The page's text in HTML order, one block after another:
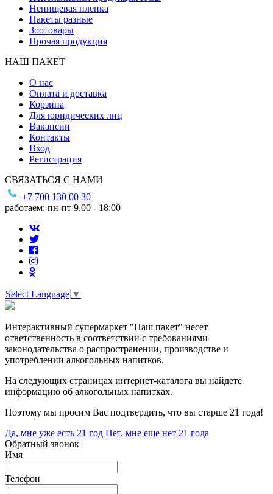
Непищевая пленка
Пакеты разные
Зоотовары
Прочая продукция
НАШ ПАКЕТ
О нас
Оплата и доставка
Корзина
Для юридических лиц
Вакансии
Контакты
Вход
Регистрация
СВЯЗАТЬСЯ С НАМИ
+7 700 130 00 30
работаем: пн-пт 9.00 - 18:00
Select Language ▼
Интерактивный супермаркет "Наш пакет" несет
ответственность в соответствии с требованиями
законодательства о распространении, производстве и
употреблении алкогольных напитков.
На следующих страницах интернет-каталога вы найдете
информацию об алкогольных напитках.
Поэтому мы просим Вас подтвердить, что вы старше 21 года!
Да, мне уже есть 21 год Нет, мне еще нет 21 года
Обратный звонок
Имя
Телефон